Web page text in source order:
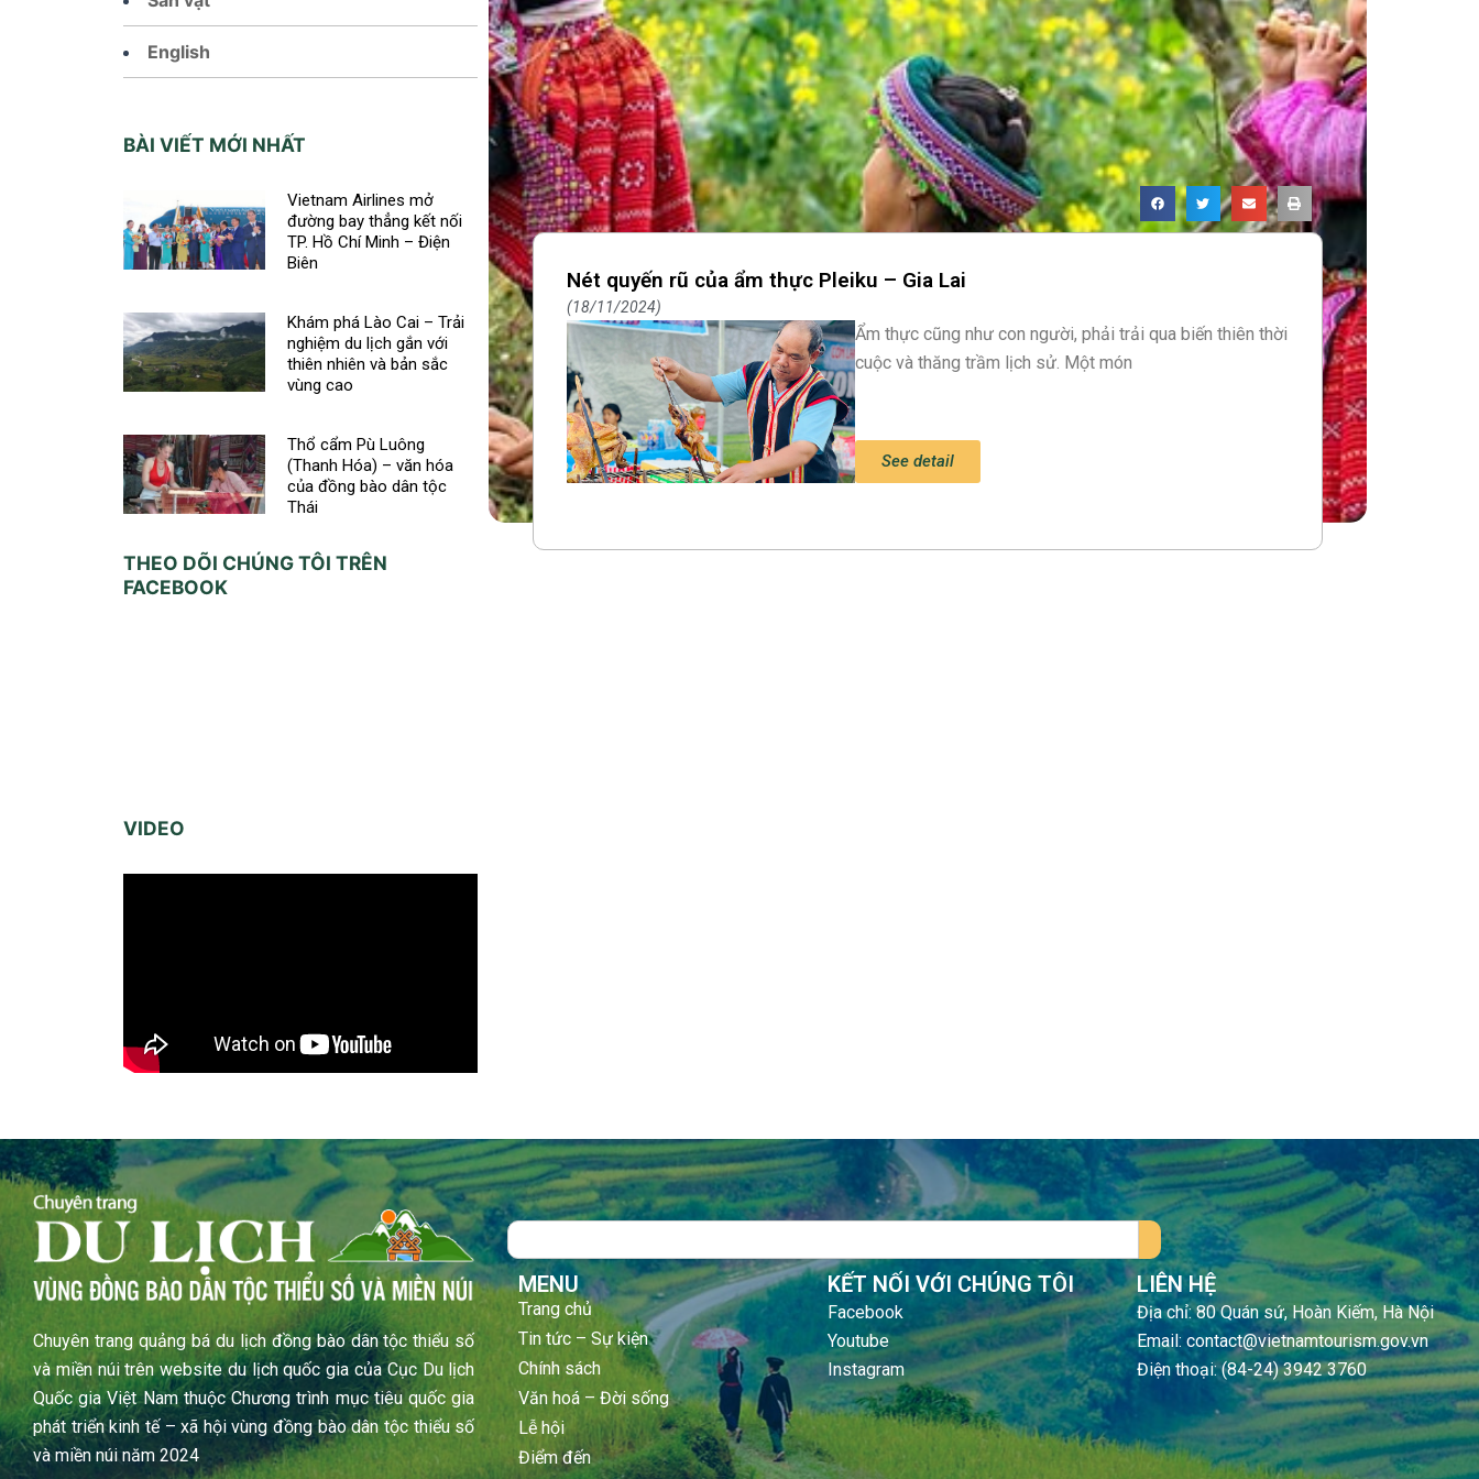
English
BÀI VIẾT MỚI NHẤT
Vietnam Airlines mở
đường bay thẳng kết nối
TP. Hồ Chí Minh – Điện
Biên
Khám phá Lào Cai – Trải
nghiệm du lịch gắn với
thiên nhiên và bản sắc
vùng cao
Thổ cẩm Pù Luông
(Thanh Hóa) – văn hóa
của đồng bào dân tộc
Thái
THEO DÕI CHÚNG TÔI TRÊN
FACEBOOK
VIDEO
Nét quyến rũ của ẩm thực Pleiku – Gia Lai
18/11/2024
Ẩm thực cũng như con người, phải trải qua biến thiên thời
cuộc và thăng trầm lịch sử. Một món
See detail
Chuyên trang quảng bá du lịch đồng bào dân tộc thiểu số
và miền núi trên website du lịch quốc gia của Cục Du lịch
Quốc gia Việt Nam thuộc Chương trình mục tiêu quốc gia
phát triển kinh tế – xã hội vùng đồng bào dân tộc thiểu số
và miền núi năm 2024
Search
MENU
Trang chủ
Tin tức – Sự kiện
Chính sách
Văn hoá – Đời sống
Lễ hội
Điểm đến
KẾT NỐI VỚI CHÚNG TÔI
Facebook
Youtube
Instagram
LIÊN HỆ
Địa chỉ: 80 Quán sứ, Hoàn Kiếm, Hà Nội
Email: contact@vietnamtourism.gov.vn
Điện thoại: (84-24) 3942 3760